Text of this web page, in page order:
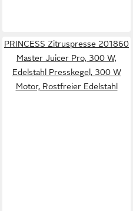
PRINCESS Zitruspresse 201860
Master Juicer Pro, 300 W,
Edelstahl Presskegel, 300 W
Motor, Rostfreier Edelstahl